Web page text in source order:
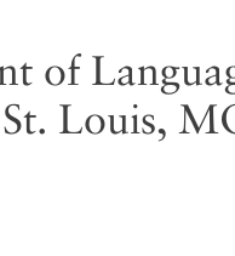
of
Louis,